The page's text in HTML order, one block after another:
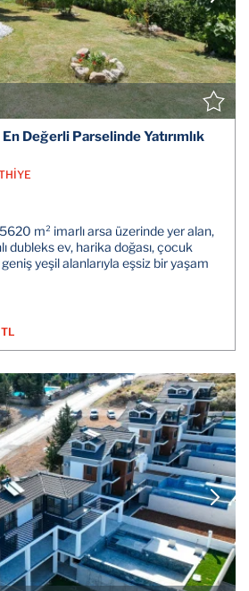
Değerli Parselinde Yatırımlık
m² imarlı arsa üzerinde yer alan,
dubleks ev, harika doğası, çocuk
yeşil alanlarıyla eşsiz bir yaşam
TL